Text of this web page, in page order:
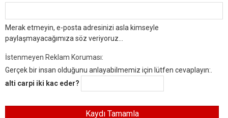
Merak etmeyin, e-posta adresinizi asla kimseyle
paylaşmayacağımıza söz veriyoruz...
İstenmeyen Reklam Koruması:
Gerçek bir insan olduğunu anlayabilmemiz için lütfen cevaplayın:.
alti carpi iki kac eder?